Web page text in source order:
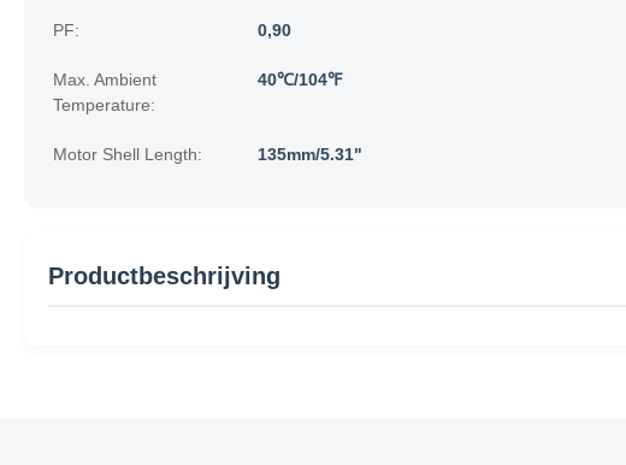
PF: 0,90
Max. Ambient
Temperature:
40℃/104℉
Motor Shell Length: 135mm/5.31"
Productbeschrijving